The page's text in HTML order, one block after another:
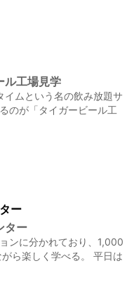
ル工場見学
ムという名の飲み放題サ
のが「タイガービール工
ー
ター
ンに分かれており、1,000
ら楽しく学べる。 平日は